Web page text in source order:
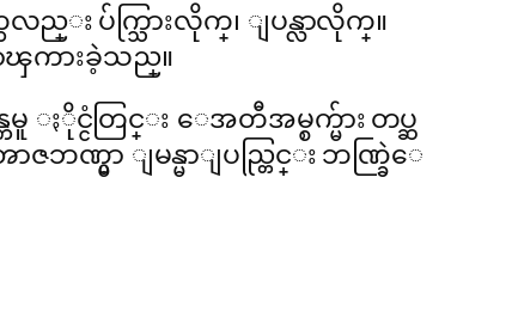
ည္း ပ်က္သြားလိုက္၊ ျပန္လာလိုက္။
ၾကားခဲ့သည္။
ႏိုင္ငံတြင္း ေအတီအမ္စက္မ်ား တပ္ဆ
မွာ ျမန္မာျပည္တြင္း ဘဏ္ခြဲေ